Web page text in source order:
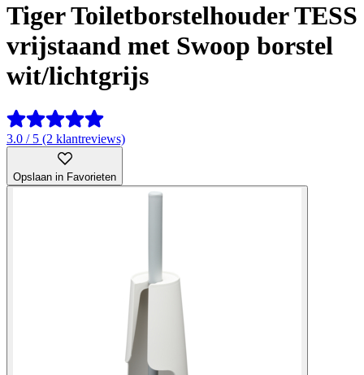
Tiger Toiletborstelhouder TESS
vrijstaand met Swoop borstel
wit/lichtgrijs
3.0 / 5 (2 klantreviews)
Opslaan in Favorieten